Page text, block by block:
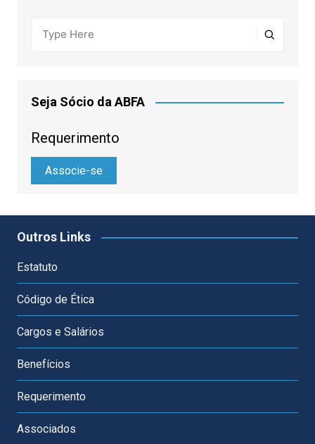
Seja Sócio da ABFA
Requerimento
Associe-se
Outros Links
Estatuto
Código de Ética
Cargos e Salários
Benefícios
Requerimento
Associados